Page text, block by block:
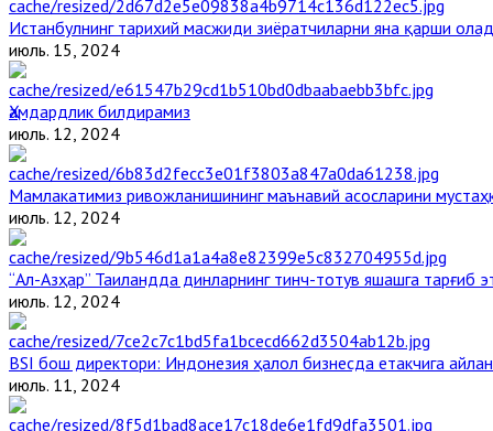
Истанбулнинг тарихий масжиди зиёратчиларни яна қарши
июль. 15, 2024
Ҳамдардлик билдирамиз
июль. 12, 2024
Мамлакатимиз ривожланишининг маънавий асосларини
июль. 12, 2024
“Ал-Азҳар” Таиландда динларнинг тинч-тотув яшашга тарғиб
июль. 12, 2024
BSI бош директори: Индонезия ҳалол бизнесда етакчига
июль. 11, 2024